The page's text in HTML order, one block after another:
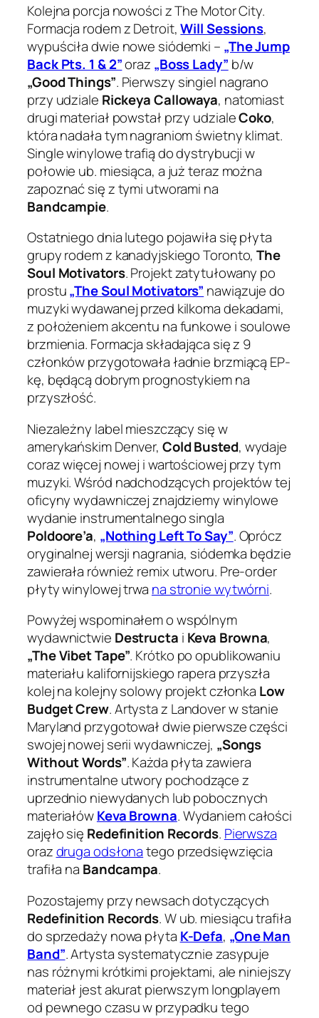
Kolejna porcja nowości z The Motor City.
Formacja rodem z Detroit,Will Sessions,
wypuściła dwie nowe siódemki – „The Jump
Back Pts. 1 & 2”oraz „Boss Lady” b/w
„Good Things”. Pierwszy singiel nagrano
przy udziale Rickeya Callowaya, natomiast
drugi materiał powstał przy udzialeCoko,
która nadała tym nagraniom świetny klimat.
Single winylowe trafią do dystrybucji w
połowie ub. miesiąca, a już teraz można
zapoznać się z tymi utworami na
Bandcampie.
Ostatniego dnia lutego pojawiła się płyta
grupy rodem z kanadyjskiego Toronto,The
Soul Motivators. Projekt zatytułowany po
prostu„The Soul Motivators” nawiązuje do
muzyki wydawanej przed kilkoma dekadami,
z położeniem akcentu na funkowe i soulowe
brzmienia. Formacja składająca się z 9
członków przygotowała ładnie brzmiącą EP-
kę, będącą dobrym prognostykiem na
przyszłość.
Niezależny label mieszczący się w
amerykańskim Denver, Cold Busted, wydaje
coraz więcej nowej i wartościowej przy tym
muzyki. Wśród nadchodzących projektów tej
oficyny wydawniczej znajdziemy winylowe
wydanie instrumentalnego singla
Poldoore’a, „Nothing Left To Say”. Oprócz
oryginalnej wersji nagrania, siódemka będzie
zawierała również remix utworu. Pre-order
płyty winylowej trwa na stronie wytwórni.
Powyżej wspominałem o wspólnym
wydawnictwie Destructa i Keva Browna,
„The Vibet Tape”. Krótko po opublikowaniu
materiału kalifornijskiego rapera przyszła
kolej na kolejny solowy projekt członka Low
Budget Crew. Artysta z Landover w stanie
Maryland przygotował dwie pierwsze części
swojej nowej serii wydawniczej, „Songs
Without Words”. Każda płyta zawiera
instrumentalne utwory pochodzące z
uprzednio niewydanych lub pobocznych
materiałówKeva Browna. Wydaniem całości
zajęło się Redefinition Records. Pierwsza
orazdruga odsłonatego przedsięwzięcia
trafiła na Bandcampa.
Pozostajemy przy newsach dotyczących
Redefinition Records. W ub. miesiącu trafiła
do sprzedaży nowa płyta K-Defa, „One Man
Band”. Artysta systematycznie zasypuje
nas różnymi krótkimi projektami, ale niniejszy
materiał jest akurat pierwszym longplayem
od pewnego czasu w przypadku tego